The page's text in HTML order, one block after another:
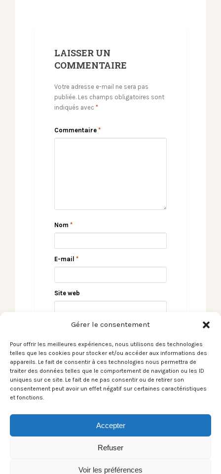
Gérer le consentement
Pour offrir les meilleures expériences, nous utilisons des technologies
telles que les cookies pour stocker et/ou accéder aux informations des
appareils. Le fait de consentir à ces technologies nous permettra de
traiter des données telles que le comportement de navigation ou les ID
uniques sur ce site. Le fait de ne pas consentir ou de retirer son
consentement peut avoir un effet négatif sur certaines caractéristiques
et fonctions.
Accepter
Refuser
Voir les préférences
LAISSER UN
COMMENTAIRE
Votre adresse e-mail ne sera pas
publiée. Les champs obligatoires sont
indiqués avec *
Commentaire *
Nom *
E-mail *
Site web